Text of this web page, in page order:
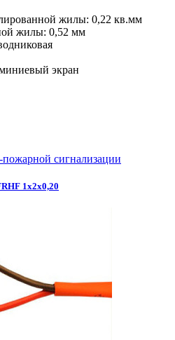
жилы: 0,22 кв.мм
жилы: 0,52 мм
экран
сигнализации
1х2х0,20